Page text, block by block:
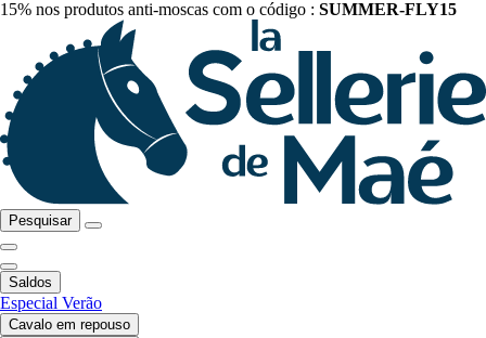
15% nos produtos anti-moscas com o código : SUMMER-FLY15
Pesquisar
Saldos
Especial Verão
Cavalo em repouso